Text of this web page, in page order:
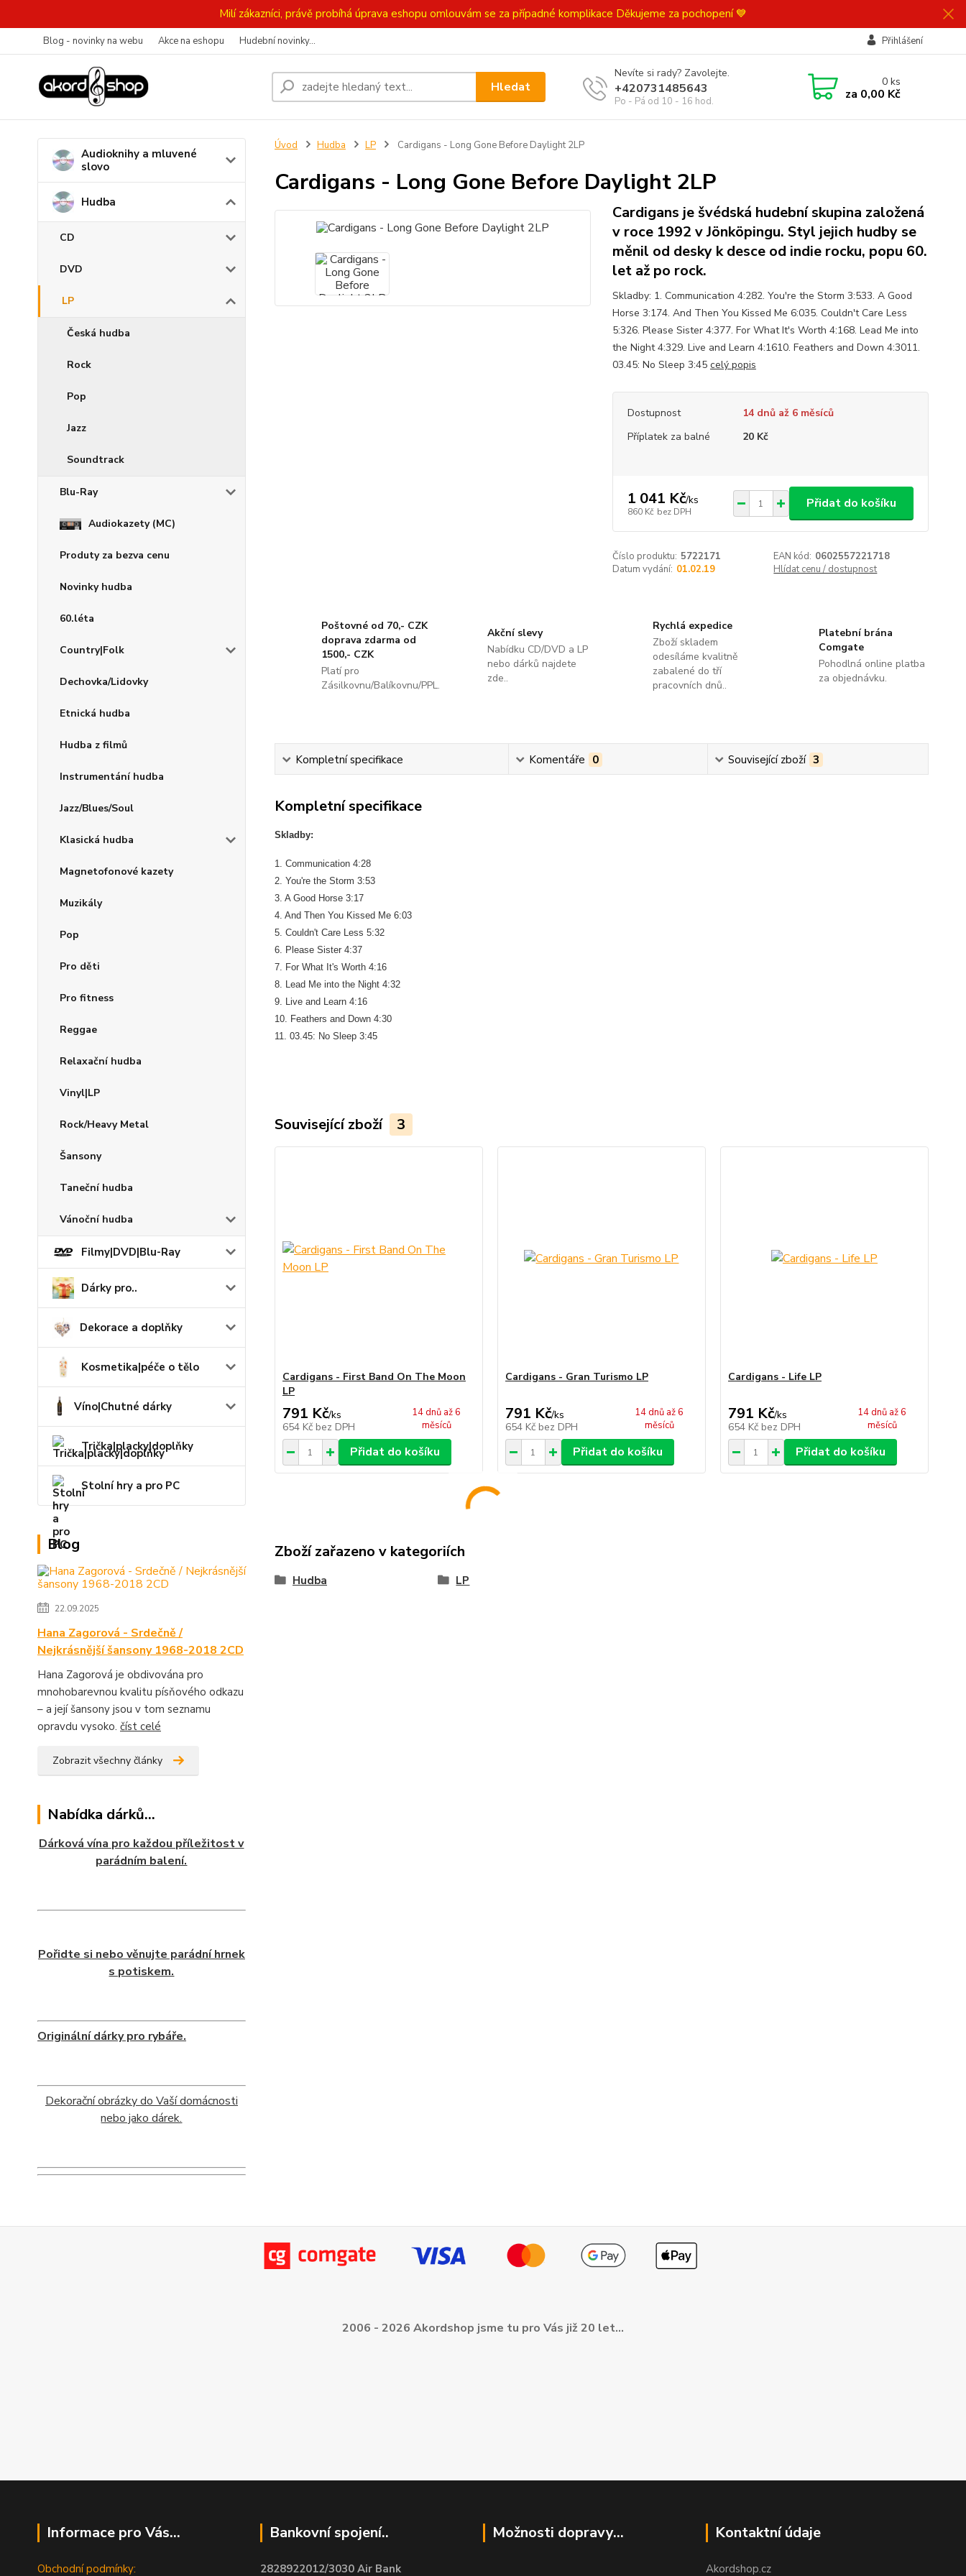
Milí zákazníci, právě probíhá úprava eshopu omlouvám se za případné komplikace Děkujeme za pochopení 💙
Blog - novinky na webu Akce na eshopu Hudební novinky... Přihlášení
Hledat
Nevíte si rady? Zavolejte.
+420731485643
Po - Pá od 10 - 16 hod.
0ks
za 0,00 Kč
Audioknihy a mluvené
slovo
Hudba
CD
DVD
LP
Česká hudba
Rock
Pop
Jazz
Soundtrack
Blu-Ray
Audiokazety (MC)
Produty za bezva cenu
Novinky hudba
60.léta
Country|Folk
Dechovka/Lidovky
Etnická hudba
Hudba z filmů
Instrumentání hudba
Jazz/Blues/Soul
Klasická hudba
Magnetofonové kazety
Muzikály
Pop
Pro děti
Pro fitness
Reggae
Relaxační hudba
Vinyl|LP
Rock/Heavy Metal
Šansony
Taneční hudba
Vánoční hudba
Filmy|DVD|Blu-Ray
Dárky pro..
Dekorace a doplňky
Kosmetika|péče o tělo
Víno|Chutné dárky
Trička|placky|doplňky
Stolní hry a pro PC
Blog
22.09.2025
Hana Zagorová - Srdečně /
Nejkrásnější šansony 1968-2018 2CD
Hana Zagorová je obdivována pro
mnohobarevnou kvalitu písňového odkazu
– a její šansony jsou v tom seznamu
opravdu vysoko. číst celé
Zobrazit všechny články
Nabídka dárků...
Dárková vína pro každou příležitost v
parádním balení.
Pořidte si nebo věnujte parádní hrnek
s potiskem.
Originální dárky pro rybáře.
Dekorační obrázky do Vaší domácnosti
nebo jako dárek.
Úvod Hudba LP Cardigans - Long Gone Before Daylight 2LP
Cardigans - Long Gone Before Daylight 2LP
Cardigans je švédská hudební skupina založená
v roce 1992 v Jönköpingu. Styl jejich hudby se
měnil od desky k desce od indie rocku, popu 60.
let až po rock.
Skladby: 1. Communication 4:282. You're the Storm 3:533. A Good
Horse 3:174. And Then You Kissed Me 6:035. Couldn't Care Less
5:326. Please Sister 4:377. For What It's Worth 4:168. Lead Me into
the Night 4:329. Live and Learn 4:1610. Feathers and Down 4:3011.
03.45: No Sleep 3:45 celý popis
Dostupnost
14 dnů až 6 měsíců
Příplatek za balné
20 Kč
1 041 Kč/ks
860 Kč bez DPH
Přidat do košíku
Číslo produktu: 5722171 EAN kód: 0602557221718
Datum vydání: 01.02.19 Hlídat cenu / dostupnost
Poštovné od 70,- CZK
doprava zdarma od
1500,- CZK
Platí pro
Zásilkovnu/Balíkovnu/PPL.
Akční slevy
Nabídku CD/DVD a LP
nebo dárků najdete
zde..
Rychlá expedice
Zboží skladem
odesíláme kvalitně
zabalené do tří
pracovních dnů..
Platební brána
Comgate
Pohodlná online platba
za objednávku.
Kompletní specifikace Komentáře 0 Související zboží 3
Kompletní specifikace
Skladby:
1. Communication 4:28
2. You're the Storm 3:53
3. A Good Horse 3:17
4. And Then You Kissed Me 6:03
5. Couldn't Care Less 5:32
6. Please Sister 4:37
7. For What It's Worth 4:16
8. Lead Me into the Night 4:32
9. Live and Learn 4:16
10. Feathers and Down 4:30
11. 03.45: No Sleep 3:45
Související zboží 3
Cardigans - First Band On The Moon
LP
791 Kč/ks
654 Kč bez DPH
14 dnů až 6
měsíců
Přidat do košíku
Cardigans - Gran Turismo LP
791 Kč/ks
654 Kč bez DPH
14 dnů až 6
měsíců
Přidat do košíku
Cardigans - Life LP
791 Kč/ks
654 Kč bez DPH
14 dnů až 6
měsíců
Přidat do košíku
Zboží zařazeno v kategoriích
Hudba LP
2006 - 2026 Akordshop jsme tu pro Vás již 20 let...
Informace pro Vás...
Obchodní podmínky:
Bankovní spojení..
2828922012/3030 Air Bank
Možnosti dopravy... Kontaktní údaje
Akordshop.cz